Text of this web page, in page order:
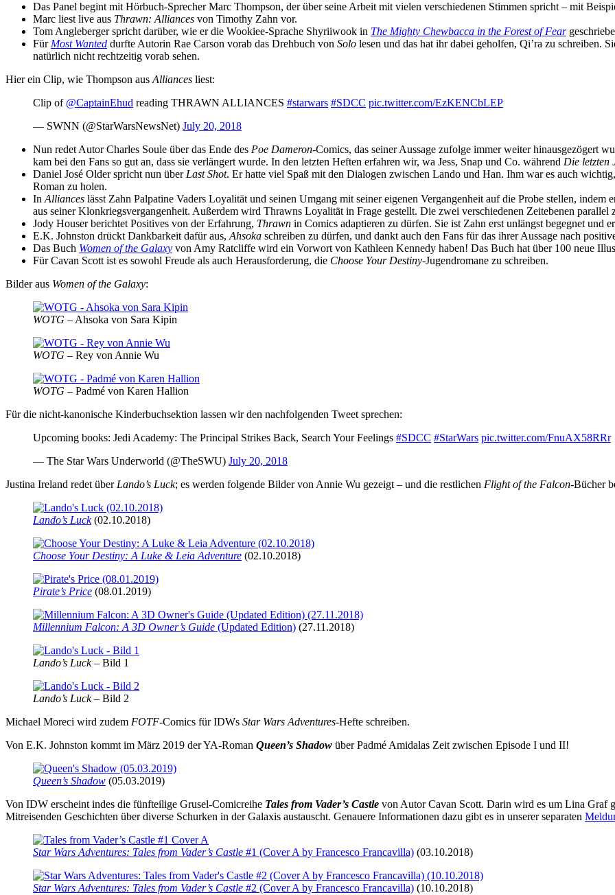
Das Panel begint mit Hörbuch-Sprecher Marc Thompson, der über seine Arbeit mit vielen verschiedenen Stimmen spricht – mit
Marc liest live aus Thrawn: Alliances von Timothy Zahn vor.
Tom Angleberger spricht darüber, wie er die Wookiee-Sprache Shyriiwook in The Mighty Chewbacca in the Forest of Fear
FürMost Wanted durfte Autorin Rae Carson vorab das Drehbuch von Solo lesen und das hat ihr dabei geholfen, Qi’ra zu schreiben.
natürlich nicht rechtzeitig vorab sehen.
Hier ein Clip, wie Thompson ausAlliances liest:
Clip of @CaptainEhud reading THRAWN ALLIANCES #starwars #SDCC pic.twitter.com/EzKENCbLEP
— SWNN (@StarWarsNewsNet) July 20, 2018
Nun redet Autor Charles Soule über das Ende des Poe Dameron-Comics, das seiner Aussage zufolge immer weiter hinausgezögert
kam bei den Fans so gut an, dass sie verlängert wurde. In den letzten Heften erfahren wir, wa Jess, Snap und Co. während Die letzten
Daniel José Older spricht nun überLast Shot. Er hatte viel Spaß mit den Dialogen zwischen Lando und Han. Ihm war es auch
Roman zu holen.
InAlliances lässt Zahn Palpatine Vaders Loyalität und seinen Umgang mit seiner eigenen Vergangenheit auf die Probe stellen,
aus seiner Klonkriegsvergangenheit. Außerdem wird Thrawns Loyalität in Frage gestellt. Die zwei verschiedenen Zeitebenen parallel
Jody Houser berichtet Positives von der Erfahrung, Thrawn in Comics adaptieren zu dürfen. Sie ist Zahn erst unlängst begegnet und
E.K. Johnston drückt Dankbarkeit dafür aus,Ahsoka schreiben zu dürfen, und dankt auch den Fans für das ihrer Aussage nach
Das Buch Women of the Galaxy von Amy Ratcliffe wird ein Vorwort von Kathleen Kennedy haben! Das Buch hat über 100 neue
Für Cavan Scott ist es sowohl Freude als auch Herausforderung, die Choose Your Destiny-Jugendromane zu schreiben.
Bilder aus Women of the Galaxy:
WOTG – Ahsoka von Sara Kipin
WOTG – Rey von Annie Wu
WOTG – Padmé von Karen Hallion
Für die nicht-kanonische Kinderbuchsektion lassen wir den nachfolgenden Tweet sprechen:
Upcoming books: Jedi Academy: The Principal Strikes Back, Search Your Feelings #SDCC #StarWars pic.twitter.com/FnuAX58RRr
— The Star Wars Underworld (@TheSWU) July 20, 2018
Justina Ireland redet überLando’s Luck; es werden folgende Bilder von Annie Wu gezeigt – und die restlichen Flight of the Falcon-Bücher
Lando’s Luck(02.10.2018)
Choose Your Destiny: A Luke & Leia Adventure (02.10.2018)
Pirate’s Price (08.01.2019)
Millennium Falcon: A 3D Owner’s Guide (Updated Edition) (27.11.2018)
Lando’s Luck– Bild 1
Lando’s Luck– Bild 2
Michael Moreci wird zudem FOTF-Comics für IDWs Star Wars Adventures-Hefte schreiben.
Von E.K. Johnston kommt im März 2019 der YA-Roman Queen’s Shadow über Padmé Amidalas Zeit zwischen Episode I und II!
Queen’s Shadow (05.03.2019)
Von IDW erscheint indes die fünfteilige Grusel-Comicreihe Tales from Vader’s Castle von Autor Cavan Scott. Darin wird es um Lina Graf
Mitreisenden Geschichten über diverse Schurken in der Galaxis austauscht. Genauere Informationen dazu gibt es in unserer separaten
Star Wars Adventures: Tales from Vader’s Castle #1 (Cover A by Francesco Francavilla) (03.10.2018)
Star Wars Adventures: Tales from Vader’s Castle #2 (Cover A by Francesco Francavilla) (10.10.2018)